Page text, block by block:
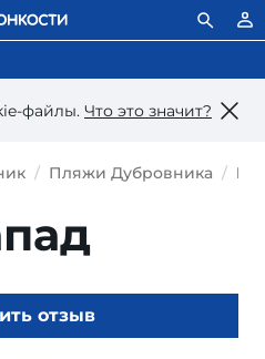
файлы. Что это значит?
Пляжи Дубровника
отзыв